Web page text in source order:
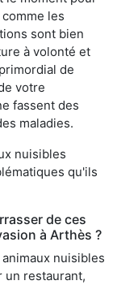
les
sont bien
à volonté et
de
votre
fassent des
maladies.
nuisibles
qu'ils
de ces
à Arthès ?
nuisibles
un restaurant,